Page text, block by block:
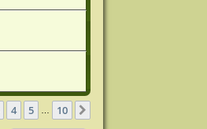
из 10
4 5 10